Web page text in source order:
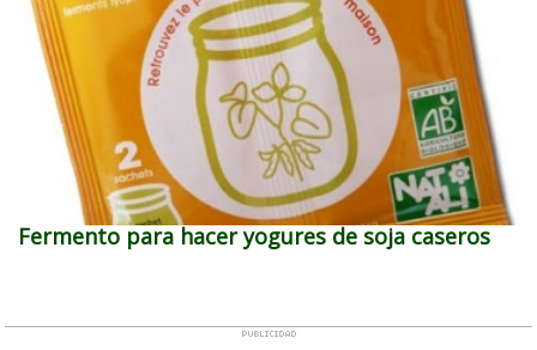
Fermento para hacer yogures de soja caseros